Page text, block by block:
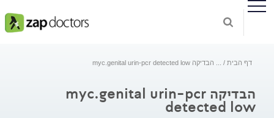
דף הבית הבדיקה myc.genital urin-pcr detected low
הבדיקה myc.genital urin-pcr
detected low